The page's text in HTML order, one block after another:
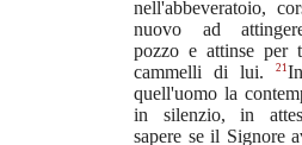
nell'abbeveratoio,
nuovo ad
pozzo e attinse per
cammelli di lui.
21
quell'uomo la
in silenzio, in
sapere se il Signore